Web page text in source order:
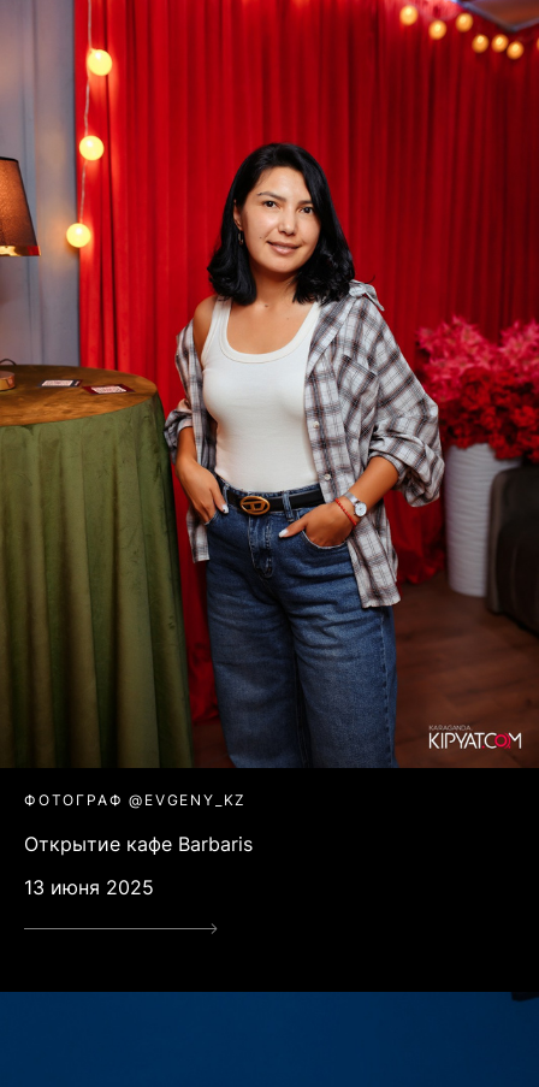
ФОТОГРАФ @EVGENY_KZ
Открытие кафе Barbaris
13 июня 2025